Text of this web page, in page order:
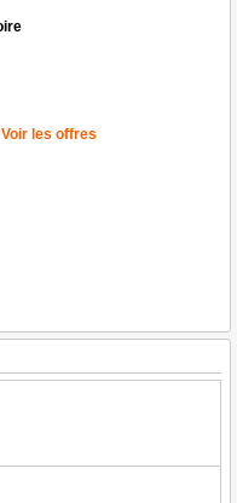
Voir les offres